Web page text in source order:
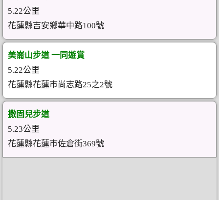
5.22公里
花蓮縣吉安鄉華中路100號
美崙山步道 一同遊賞
5.22公里
花蓮縣花蓮市尚志路25之2號
撒固兒步道
5.23公里
花蓮縣花蓮市佐倉街369號